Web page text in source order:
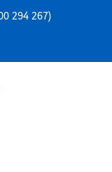
294 267)